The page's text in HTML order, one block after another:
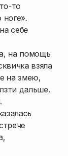
то
себе
на помощь
взяла
на змею,
дальше.